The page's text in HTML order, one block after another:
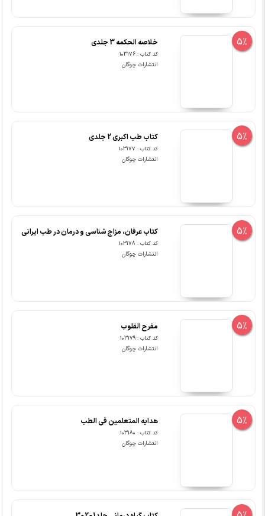
5% خلاصه الحکمه 3 جلدی
کد کتاب : 103176
انتشارات چوگان
5% کتاب طب اکبری 2 جلدی
کد کتاب : 103177
انتشارات چوگان
5% کتاب عرفان، مزاج شناسی و درمان در طب ایرانی
کد کتاب : 103178
انتشارات چوگان
5% مفرح القلوب
کد کتاب : 103179
انتشارات چوگان
5% هدایه المتعلمین فی الطب
کد کتاب : 103180
انتشارات چوگان